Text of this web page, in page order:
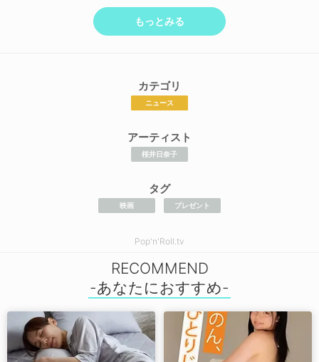
もっとみる
カテゴリ
ニュース
アーティスト
桜井日奈子
タグ
映画 プレゼント
Pop'n'Roll.tv
RECOMMEND